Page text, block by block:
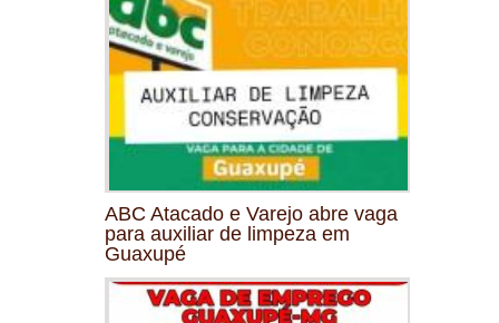
ABC Atacado e Varejo abre vaga
para auxiliar de limpeza em
Guaxupé